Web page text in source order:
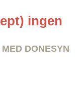
ingen
DONESYN